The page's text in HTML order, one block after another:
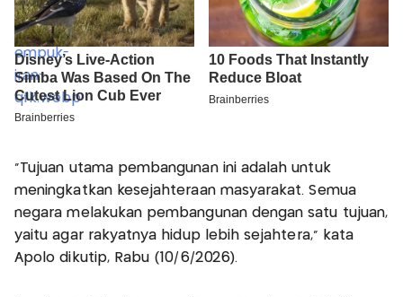
"Tujuan utama pembangunan ini adalah untuk
meningkatkan kesejahteraan masyarakat. Semua
negara melakukan pembangunan dengan satu tujuan,
yaitu agar rakyatnya hidup lebih sejahtera," kata
Apolo dikutip, Rabu (10/6/2026).